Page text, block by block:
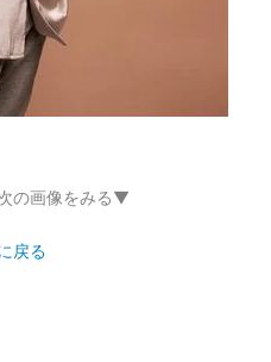
の画像をみる▼
戻る